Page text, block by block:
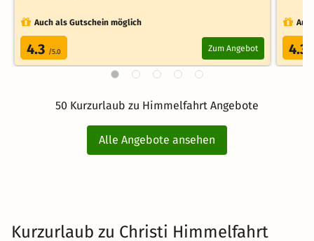
Auch als Gutschein möglich
4.3 /5.0 Zum Angebot 4.3
50 Kurzurlaub zu Himmelfahrt Angebote
Alle Angebote ansehen
Kurzurlaub zu Christi Himmelfahrt